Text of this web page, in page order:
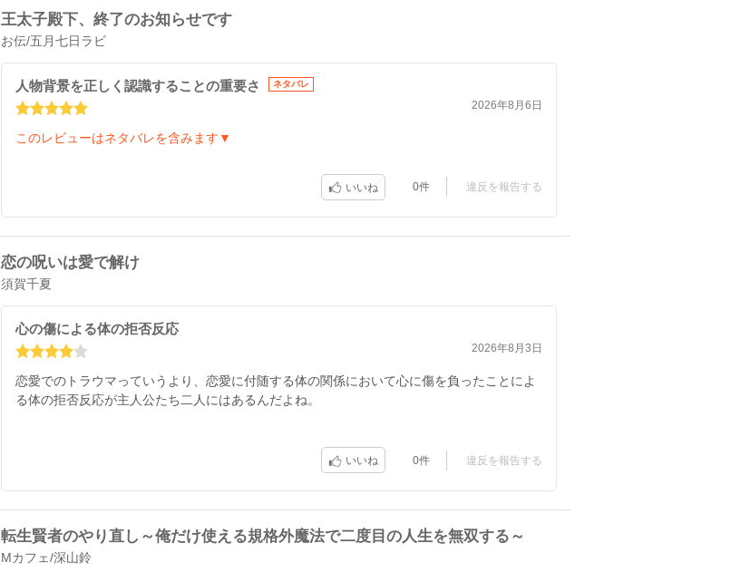
王太子殿下、終了のお知らせです
お伝/五月七日ラビ
人物背景を正しく認識することの重要さ ネタバレ
2026年8月6日
このレビューはネタバレを含みます▼
いいね 0件 違反を報告する
恋の呪いは愛で解け
須賀千夏
心の傷による体の拒否反応
2026年8月3日
恋愛でのトラウマっていうより、恋愛に付随する体の関係において心に傷を負ったことによ
る体の拒否反応が主人公たち二人にはあるんだよね。
いいね 0件 違反を報告する
転生賢者のやり直し～俺だけ使える規格外魔法で二度目の人生を無双する～
Mカフェ/深山鈴